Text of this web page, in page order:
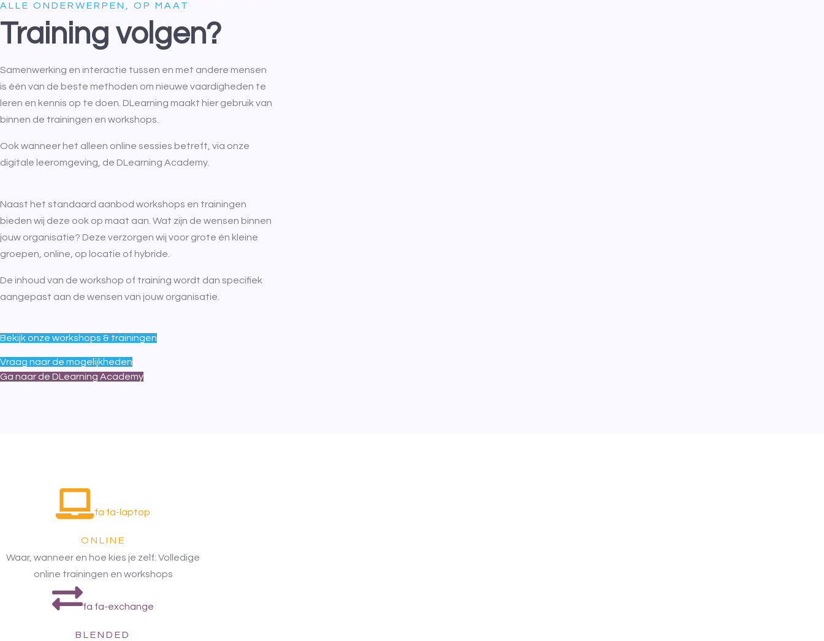
ALLE ONDERWERPEN, OP MAAT
Training volgen?
Samenwerking en interactie tussen en met andere mensen
is één van de beste methoden om nieuwe vaardigheden te
leren en kennis op te doen. DLearning maakt hier gebruik van
binnen de trainingen en workshops.
Ook wanneer het alleen online sessies betreft, via onze
digitale leeromgeving, de DLearning Academy.
Naast het standaard aanbod workshops en trainingen
bieden wij deze ook op maat aan. Wat zijn de wensen binnen
jouw organisatie? Deze verzorgen wij voor grote én kleine
groepen, online, op locatie of hybride.
De inhoud van de workshop of training wordt dan specifiek
aangepast aan de wensen van jouw organisatie.
Bekijk onze workshops & trainingen
Vraag naar de mogelijkheden
Ga naar de DLearning Academy
fa fa-laptop
ONLINE
Waar, wanneer en hoe kies je zelf: Volledige
online trainingen en workshops
fa fa-exchange
BLENDED